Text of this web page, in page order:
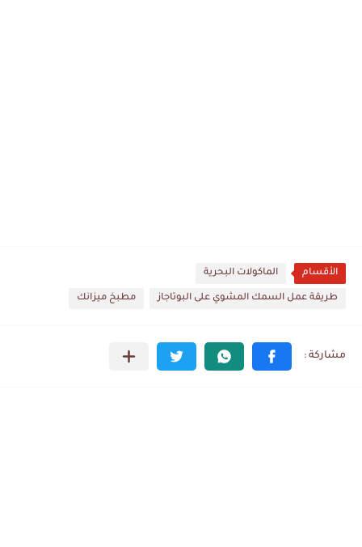
الأقسام الماكولات البحرية
طريقة عمل السمك المشوي على البوتاجاز مطبخ ميزانك